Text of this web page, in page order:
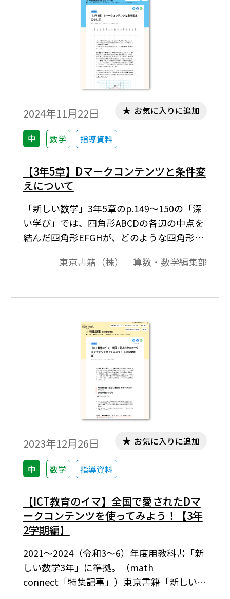
2024年11月22日
中 数学 指導資料
お気に入りに追加
【3年5章】Dマークコンテンツと条件変
えについて
「新しい数学」3年5章のp.149～150の「深
い学び」では、四角形ABCDの各辺の中点を
結んだ四角形EFGHが、どのような四角形に
見方や考え方をいかして、問題の解決に取
東京書籍（株） 算数・数学編集部
2023年12月26日
中 数学 指導資料
お気に入りに追加
【ICT教育のイマ】全国で愛されたDマ
ークコンテンツを使ってみよう！【3年
2学期編】
2021～2024（令和3～6）年度用教科書「新
しい数学3年」に準拠。（math
connect「特集記事」）東京書籍「新しい数